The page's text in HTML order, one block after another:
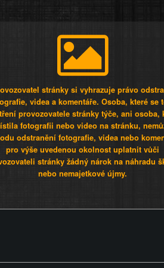
stránky si vyhrazuje právo
videa a komentáře. Osoba, které se
provozovatele stránky týče, ani osoba,
fotografii nebo video na stránku,
odstranění fotografie, videa nebo
pro výše uvedenou okolnost uplatnit vůči
stránky žádný nárok na náhradu
nebo nemajetkové újmy.
GDPR COOKIES